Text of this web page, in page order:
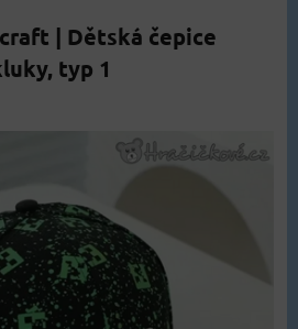
| Dětská čepice
typ 1